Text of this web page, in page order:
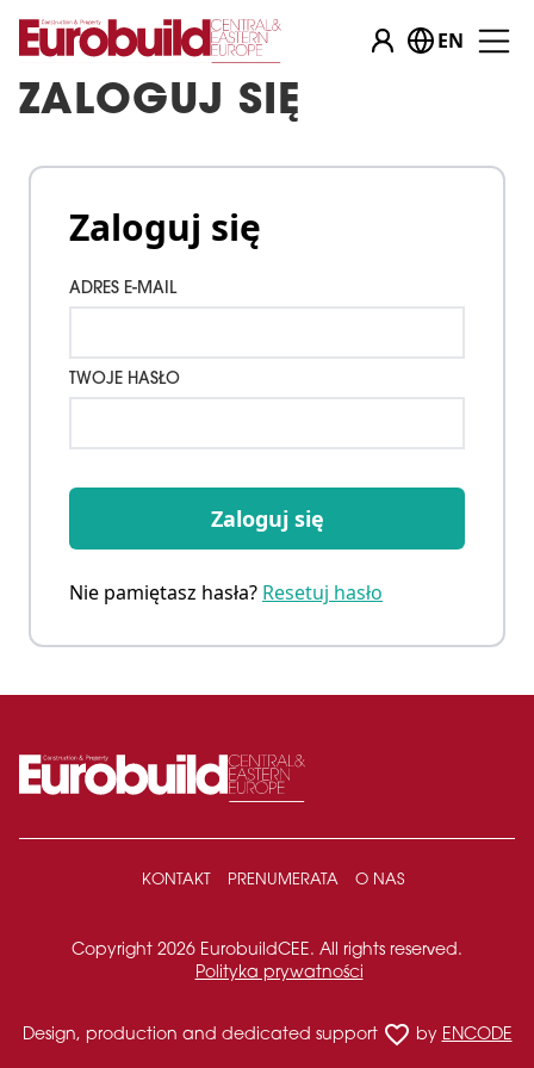
EN
ZALOGUJ SIĘ
Zaloguj się
ADRES E-MAIL
TWOJE HASŁO
Zaloguj się
Nie pamiętasz hasła? Resetuj hasło
KONTAKT PRENUMERATA O NAS
Copyright 2026 EurobuildCEE. All rights reserved.
Polityka prywatności
Design, production and dedicated support favorite_border by ENCODE